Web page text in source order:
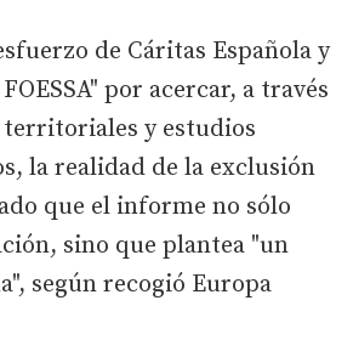
de Cáritas Española y
por acercar, a través
y estudios
la realidad de la exclusión
que el informe no sólo
sino que plantea "un
según recogió Europa